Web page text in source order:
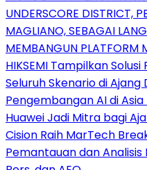
UNDERSCORE DISTRICT,
MAGLIANO, SEBAGAI
MEMBANGUN PLATFORM
HIKSEMI Tampilkan
Seluruh Skenario di Ajang
Pengembangan AI di
Huawei Jadi Mitra bagi
Cision Raih MarTech
Pemantauan dan Analisis